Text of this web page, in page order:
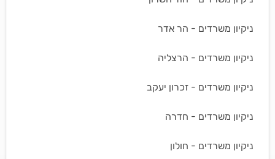
ניקיון משרדים - הר אדר
ניקיון משרדים - הרצליה
ניקיון משרדים - זכרון יעקב
ניקיון משרדים - חדרה
ניקיון משרדים - חולון